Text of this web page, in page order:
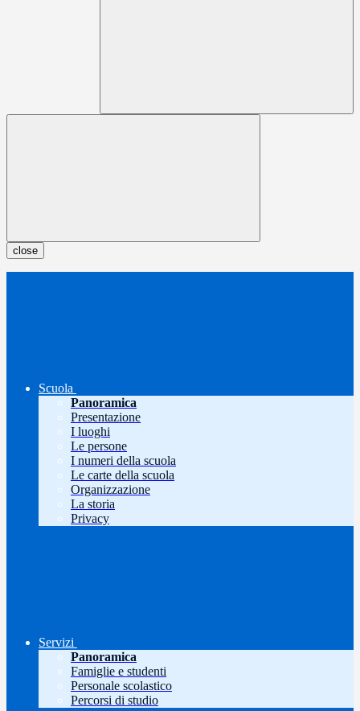
close
Scuola
Panoramica
Presentazione
I luoghi
Le persone
I numeri della scuola
Le carte della scuola
Organizzazione
La storia
Privacy
Servizi
Panoramica
Famiglie e studenti
Personale scolastico
Percorsi di studio